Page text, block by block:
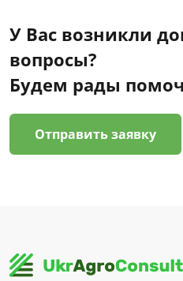
У Вас возникли
вопросы?
Будем рады
Отправить заявку